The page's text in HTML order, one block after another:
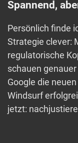
Spannend,
Persönlich finde
Strategie clever:
regulatorische
schauen
Google die
Windsurf
jetzt: